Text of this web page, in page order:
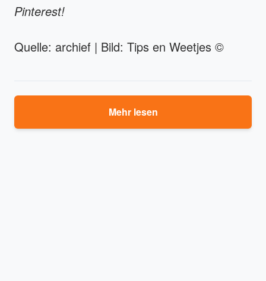
Pinterest!
Quelle: archief | Bild: Tips en Weetjes ©
Mehr lesen